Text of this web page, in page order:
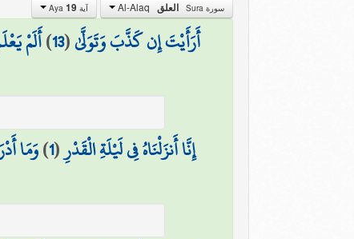
سورة Sura العلق آية Aya 19
أَرَأَيْتَ إِن كَذَّبَ وَتَوَلَّىٰ(
13
)أَلَمْ
إِنَّا أَنزَلْنَاهُ فِي لَيْلَةِ الْقَدْرِ(
1
)وَمَا